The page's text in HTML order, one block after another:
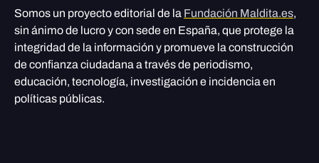
Somos un proyecto editorial de la Fundación Maldita.es,
sin ánimo de lucro y con sede en España, que protege la
integridad de la información y promueve la construcción
de confianza ciudadana a través de periodismo,
educación, tecnología, investigación e incidencia en
políticas públicas.